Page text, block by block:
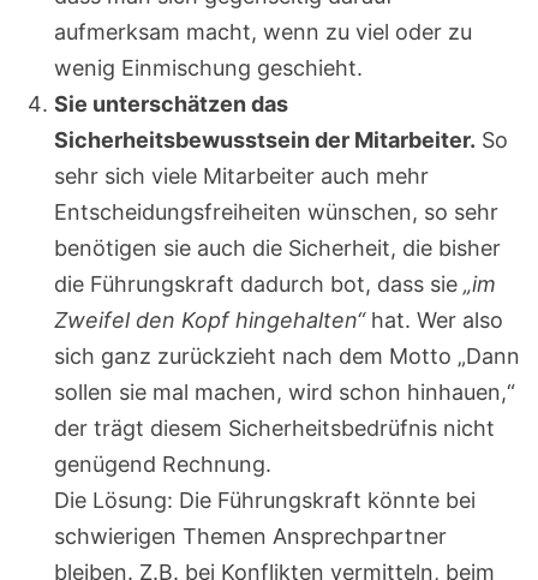
aufmerksam macht, wenn zu viel oder zu
wenig Einmischung geschieht.
Sie unterschätzen das
Sicherheitsbewusstsein der Mitarbeiter. So
sehr sich viele Mitarbeiter auch mehr
Entscheidungsfreiheiten wünschen, so sehr
benötigen sie auch die Sicherheit, die bisher
die Führungskraft dadurch bot, dass sie„im
Zweifel den Kopf hingehalten“hat. Wer also
sich ganz zurückzieht nach dem Motto „Dann
sollen sie mal machen, wird schon hinhauen,“
der trägt diesem Sicherheitsbedrüfnis nicht
genügend Rechnung.
Die Lösung: Die Führungskraft könnte bei
schwierigen Themen Ansprechpartner
bleiben. Z.B. bei Konflikten vermitteln, beim